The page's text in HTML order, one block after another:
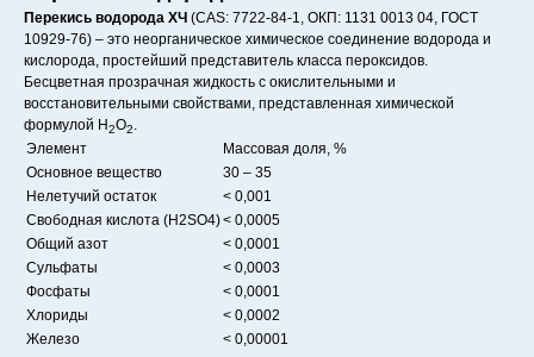
Перекись водорода ХЧ (CAS: 7722-84-1, ОКП: 1131 0013 04, ГОСТ
10929-76) – это неорганическое химическое соединение водорода и
кислорода, простейший представитель класса пероксидов.
Бесцветная прозрачная жидкость с окислительными и
восстановительными свойствами, представленная химической
формулой H2O2.
Элемент
Массовая доля, %
Основное вещество
30 – 35
Нелетучий остаток
< 0,001
Свободная кислота (H2SO4)< 0,0005
Общий азот
< 0,0001
Сульфаты
< 0,0003
Фосфаты
< 0,0001
Хлориды
< 0,0002
Железо
< 0,00001